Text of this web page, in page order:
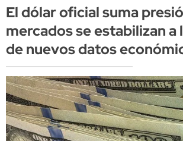
El dólar oficial suma
mercados se estabilizan a
de nuevos datos